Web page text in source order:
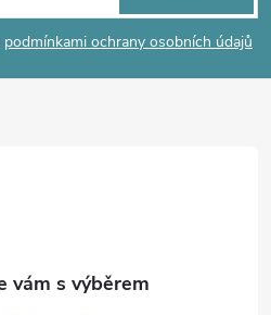
podmínkami ochrany osobních údajů